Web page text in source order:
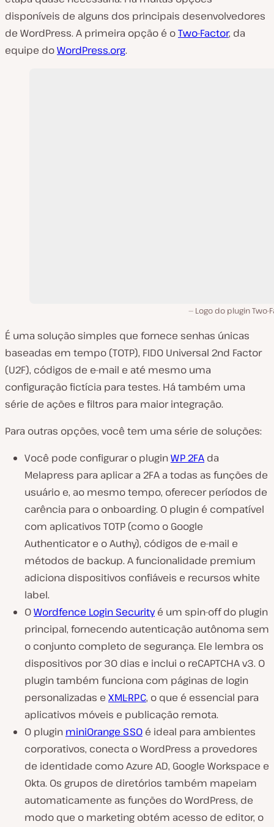
disponíveis de alguns dos principais desenvolvedores
de WordPress. A primeira opção é oTwo-Factor, da
equipe doWordPress.org.
Logo do plugin Two-
É uma solução simples que fornece senhas únicas
baseadas em tempo (TOTP), FIDO Universal 2nd Factor
(U2F), códigos de e-mail e até mesmo uma
configuração fictícia para testes. Há também uma
série de ações e filtros para maior integração.
Para outras opções, você tem uma série de soluções:
Você pode configurar o pluginWP 2FA da
Melapress para aplicar a 2FA a todas as funções de
usuário e, ao mesmo tempo, oferecer períodos de
carência para o onboarding. O plugin é compatível
com aplicativos TOTP (como o Google
Authenticator e o Authy), códigos de e-mail e
métodos de backup. A funcionalidade premium
adiciona dispositivos confiáveis e recursos white
label.
OWordfence Login Securityé um spin-off do plugin
principal, fornecendo autenticação autônoma sem
o conjunto completo de segurança. Ele lembra os
dispositivos por 30 dias e inclui o reCAPTCHA v3. O
plugin também funciona com páginas de login
personalizadas e XML-RPC, o que é essencial para
aplicativos móveis e publicação remota.
O plugin miniOrange SSO é ideal para ambientes
corporativos, conecta o WordPress a provedores
de identidade como Azure AD, Google Workspace e
Okta. Os grupos de diretórios também mapeiam
automaticamente as funções do WordPress, de
modo que o marketing obtém acesso de editor, o